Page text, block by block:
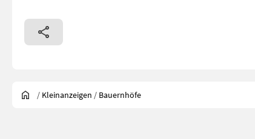
/ Kleinanzeigen / Bauernhöfe